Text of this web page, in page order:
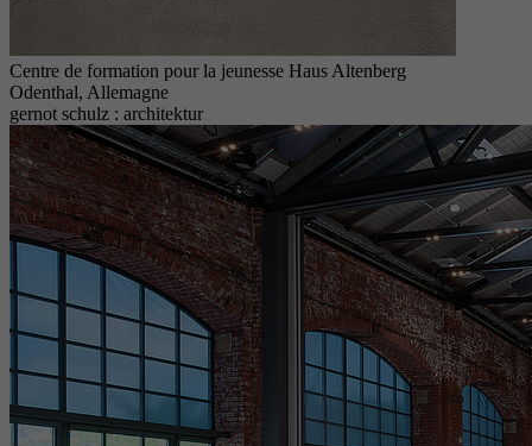
Centre de formation pour la jeunesse Haus Altenberg
Odenthal, Allemagne
gernot schulz : architektur